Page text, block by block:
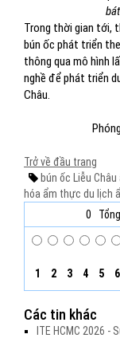
Trong thời gian tới,
bún ốc phát triển
thông qua mô hình
nghề để phát triển
Châu.
Trở về đầu trang
bún ốc Liễu Châu
hóa ẩm thực du lịch
0
1 2 3 4 5 6
Các tin khác
ITE HCMC 2026